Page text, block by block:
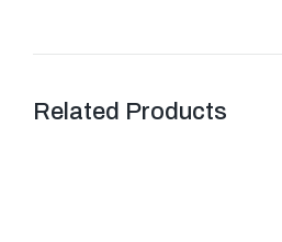
Related Products